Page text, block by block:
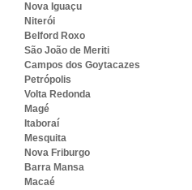
Nova Iguaçu
Niterói
Belford Roxo
São João de Meriti
Campos dos Goytacazes
Petrópolis
Volta Redonda
Magé
Itaboraí
Mesquita
Nova Friburgo
Barra Mansa
Macaé